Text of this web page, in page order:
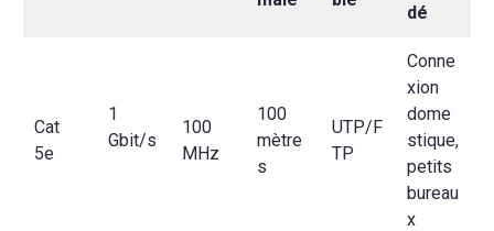
dé
Cat
5e
1
Gbit/s
100
MHz
100
mètre
s
UTP/F
TP
Conne
xion
dome
stique,
petits
bureau
x